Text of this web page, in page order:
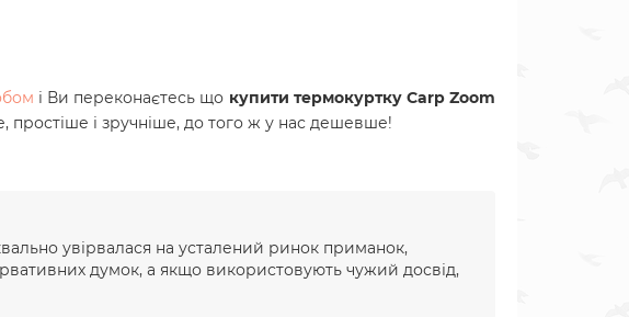
і Ви переконаєтесь що купити термокуртку Carp Zoom
простіше і зручніше, до того ж у нас дешевше!
увірвалася на усталений ринок приманок,
думок, а якщо використовують чужий досвід,